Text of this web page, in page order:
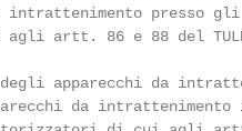
presso
artt. 86 e 88 del
degli apparecchi
da